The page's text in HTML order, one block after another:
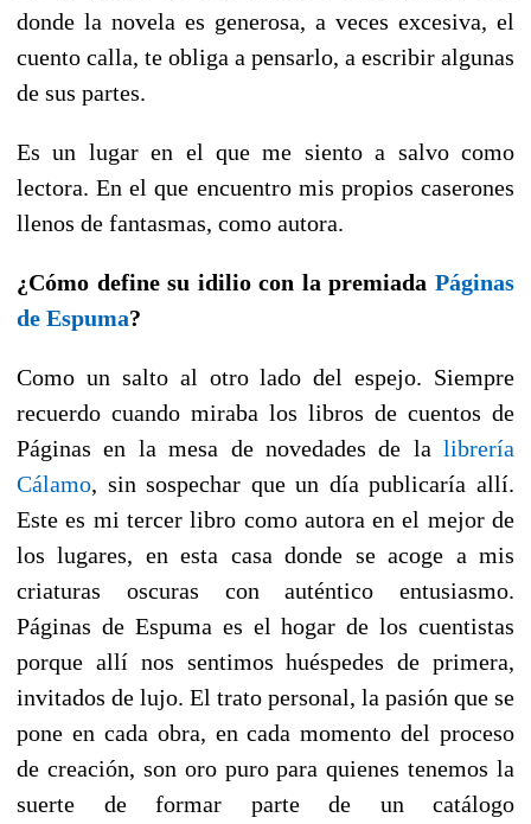
donde la novela es generosa, a veces excesiva, el
cuento calla, te obliga a pensarlo, a escribir algunas
de sus partes.
Es un lugar en el que me siento a salvo como
lectora. En el que encuentro mis propios caserones
llenos de fantasmas, como autora.
¿Cómo define su idilio con la premiada Páginas
de Espuma?
Como un salto al otro lado del espejo. Siempre
recuerdo cuando miraba los libros de cuentos de
Páginas en la mesa de novedades de la librería
Cálamo, sin sospechar que un día publicaría allí.
Este es mi tercer libro como autora en el mejor de
los lugares, en esta casa donde se acoge a mis
criaturas oscuras con auténtico entusiasmo.
Páginas de Espuma es el hogar de los cuentistas
porque allí nos sentimos huéspedes de primera,
invitados de lujo. El trato personal, la pasión que se
pone en cada obra, en cada momento del proceso
de creación, son oro puro para quienes tenemos la
suerte de formar parte de un catálogo